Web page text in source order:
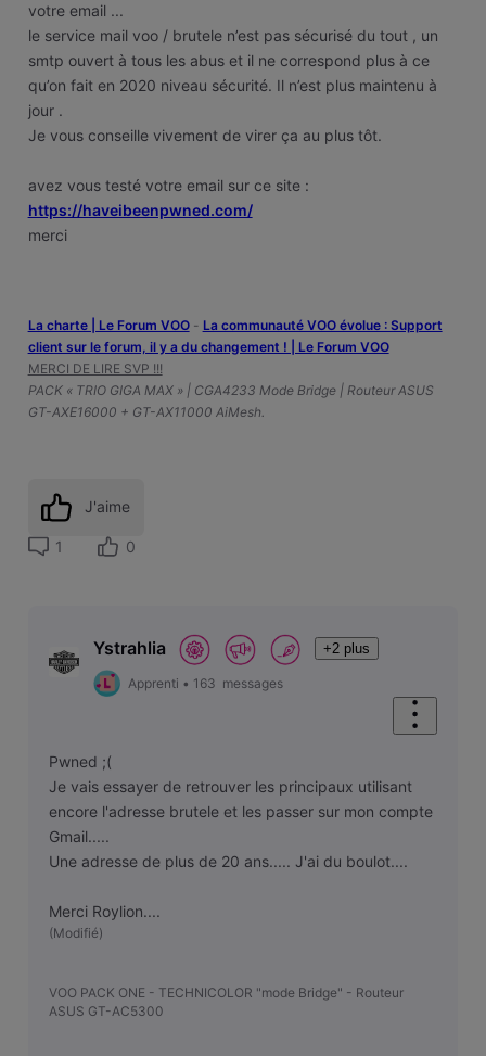
votre email ...
le service mail voo / brutele n’est pas sécurisé du tout , un
smtp ouvert à tous les abus et il ne correspond plus à ce
qu’on fait en 2020 niveau sécurité. Il n’est plus maintenu à
jour .
Je vous conseille vivement de virer ça au plus tôt.
avez vous testé votre email sur ce site :
https://haveibeenpwned.com/
merci
La charte | Le Forum VOO- ‎La communauté VOO évolue : Support
client sur le forum, il y a du changement ! | Le Forum VOO
MERCI DE LIRE SVP !!!
PACK « TRIO GIGA MAX » | CGA4233 Mode Bridge | Routeur ASUS
GT-AXE16000 + GT-AX11000 AiMesh.
J'aime
1 0
Ystrahlia +2 plus
Apprenti • 163 messages
Pwned ;(
Je vais essayer de retrouver les principaux utilisant
encore l'adresse brutele et les passer sur mon compte
Gmail.....
Une adresse de plus de 20 ans..... J'ai du boulot....
Merci Roylion....
(Modifié)
VOO PACK ONE - TECHNICOLOR "mode Bridge" - Routeur
ASUS GT-AC5300